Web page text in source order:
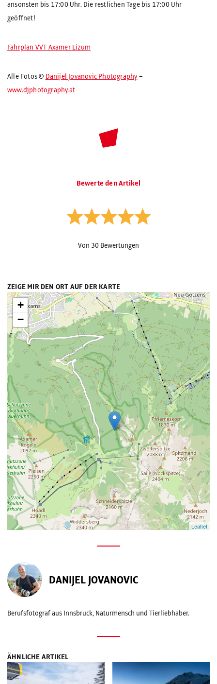
ansonsten bis 17:00 Uhr. Die restlichen Tage bis 17:00 Uhr
geöffnet!
Fahrplan VVT Axamer Lizum
Alle Fotos © Danijel Jovanovic Photography –
www.djphotography.at
Bewerte den Artikel
Von 30 Bewertungen
ZEIGE MIR DEN ORT AUF DER KARTE
+
−
Leaflet
DANIJEL JOVANOVIC
Berufsfotograf aus Innsbruck, Naturmensch und Tierliebhaber.
ÄHNLICHE ARTIKEL